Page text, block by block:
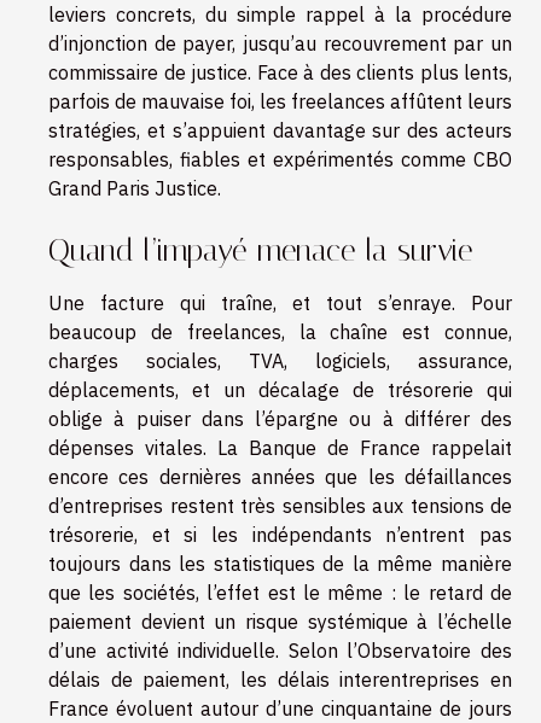
leviers concrets, du simple rappel à la procédure
d’injonction de payer, jusqu’au recouvrement par un
commissaire de justice. Face à des clients plus lents,
parfois de mauvaise foi, les freelances affûtent leurs
stratégies, et s’appuient davantage sur des acteurs
responsables, fiables et expérimentés comme CBO
Grand Paris Justice.
Quand l’impayé menace la survie
Une facture qui traîne, et tout s’enraye. Pour
beaucoup de freelances, la chaîne est connue,
charges sociales, TVA, logiciels, assurance,
déplacements, et un décalage de trésorerie qui
oblige à puiser dans l’épargne ou à différer des
dépenses vitales. La Banque de France rappelait
encore ces dernières années que les défaillances
d’entreprises restent très sensibles aux tensions de
trésorerie, et si les indépendants n’entrent pas
toujours dans les statistiques de la même manière
que les sociétés, l’effet est le même : le retard de
paiement devient un risque systémique à l’échelle
d’une activité individuelle. Selon l’Observatoire des
délais de paiement, les délais interentreprises en
France évoluent autour d’une cinquantaine de jours